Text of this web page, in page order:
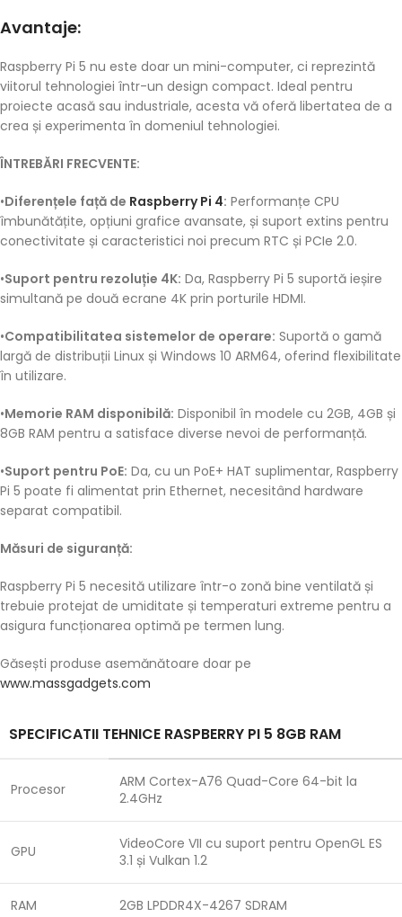
Avantaje:
Raspberry Pi 5 nu este doar un mini-computer, ci reprezintă
viitorul tehnologiei într-un design compact. Ideal pentru
proiecte acasă sau industriale, acesta vă oferă libertatea de a
crea și experimenta în domeniul tehnologiei.
ÎNTREBĂRI FRECVENTE:
•Diferențele față de Raspberry Pi 4: Performanțe CPU
îmbunătățite, opțiuni grafice avansate, și suport extins pentru
conectivitate și caracteristici noi precum RTC și PCIe 2.0.
•Suport pentru rezoluție 4K: Da, Raspberry Pi 5 suportă ieșire
simultană pe două ecrane 4K prin porturile HDMI.
•Compatibilitatea sistemelor de operare: Suportă o gamă
largă de distribuții Linux și Windows 10 ARM64, oferind flexibilitate
în utilizare.
•Memorie RAM disponibilă: Disponibil în modele cu 2GB, 4GB și
8GB RAM pentru a satisface diverse nevoi de performanță.
•Suport pentru PoE: Da, cu un PoE+ HAT suplimentar, Raspberry
Pi 5 poate fi alimentat prin Ethernet, necesitând hardware
separat compatibil.
Măsuri de siguranță:
Raspberry Pi 5 necesită utilizare într-o zonă bine ventilată și
trebuie protejat de umiditate și temperaturi extreme pentru a
asigura funcționarea optimă pe termen lung.
Găsești produse asemănătoare doar pe
www.massgadgets.com
SPECIFICATII TEHNICE RASPBERRY PI 5 8GB RAM
Procesor
ARM Cortex-A76 Quad-Core 64-bit la
2.4GHz
GPU
VideoCore VII cu suport pentru OpenGL ES
3.1 și Vulkan 1.2
RAM 2GB LPDDR4X-4267 SDRAM